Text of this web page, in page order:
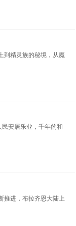
到精灵族的秘境，从魔
安居乐业，千年的和
推进，布拉齐恩大陆上